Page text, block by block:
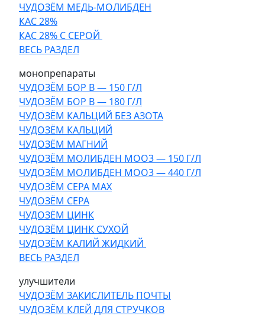
ЧУДОЗЁМ МЕДЬ-МОЛИБДЕН
КАС 28%
КАС 28% С СЕРОЙ
ВЕСЬ РАЗДЕЛ
монопрепараты
ЧУДОЗЁМ БОР В — 150 Г/Л
ЧУДОЗЁМ БОР В — 180 Г/Л
ЧУДОЗЁМ КАЛЬЦИЙ БЕЗ АЗОТА
ЧУДОЗЁМ КАЛЬЦИЙ
ЧУДОЗЁМ МАГНИЙ
ЧУДОЗЁМ МОЛИБДЕН МОО3 — 150 Г/Л
ЧУДОЗЁМ МОЛИБДЕН МОО3 — 440 Г/Л
ЧУДОЗЁМ СЕРА МАХ
ЧУДОЗЁМ СЕРА
ЧУДОЗЁМ ЦИНК
ЧУДОЗЁМ ЦИНК СУХОЙ
ЧУДОЗЁМ КАЛИЙ ЖИДКИЙ
ВЕСЬ РАЗДЕЛ
улучшители
ЧУДОЗЁМ ЗАКИСЛИТЕЛЬ ПОЧТЫ
ЧУДОЗЁМ КЛЕЙ ДЛЯ СТРУЧКОВ